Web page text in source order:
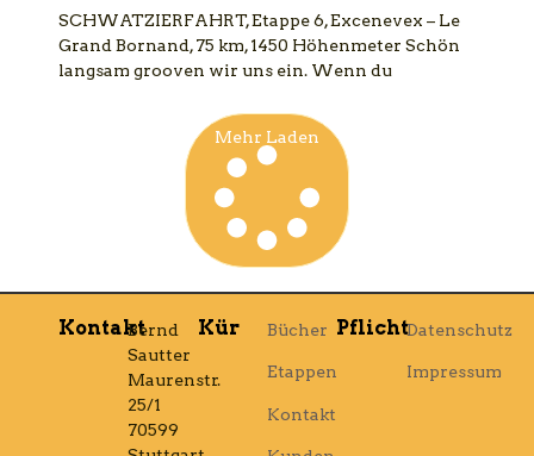
SCHWATZIERFAHRT, Etappe 6, Excenevex – Le
Grand Bornand, 75 km, 1450 Höhenmeter Schön
langsam grooven wir uns ein. Wenn du
Mehr Laden
Kontakt Kür Pflicht
Bernd
Sautter
Maurenstr.
25/1
70599
Bücher
Etappen
Kontakt
Datenschutz
Impressum